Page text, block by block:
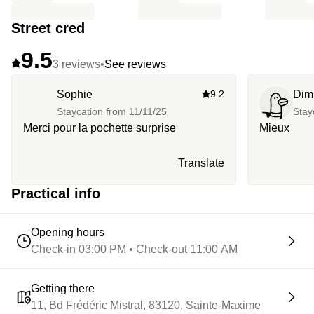
Street cred
9.53 reviews•See reviews
Sophie
Staycation from 11/11/25
9.2
Merci pour la pochette surprise
Translate
Mieux
Practical info
Opening hours
Check-in 03:00 PM • Check-out 11:00 AM
Getting there
11, Bd Frédéric Mistral, 83120, Sainte-Maxime